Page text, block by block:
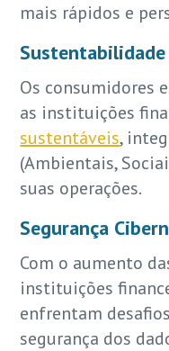
mais rápidos e
Sustentabilidade
Os consumidores
as instituições
sustentáveis,
(Ambientais,
suas operações.
Segurança
Com o aumento
instituições
enfrentam
segurança dos